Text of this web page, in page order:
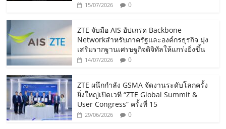
15/07/2026 0
ZTE จับมือ AIS อัปเกรด Backbone
Networkสำหรับภาครัฐและองค์กรธุรกิจ มุ่ง
เสริมรากฐานเศรษฐกิจดิจิทัลให้แกร่งยิ่งขึ้น
14/07/2026 0
ZTE ผนึกกำลัง GSMA จัดงานระดับโลกครั้ง
ยิ่งใหญ่เปิดเวที “ZTE Global Summit &
User Congress” ครั้งที่ 15
29/06/2026 0